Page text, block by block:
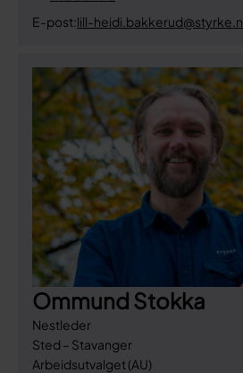
E-post:lill-
Ommund Stokka
Nestleder
Sted – Stavanger
Arbeidsutvalget (AU)